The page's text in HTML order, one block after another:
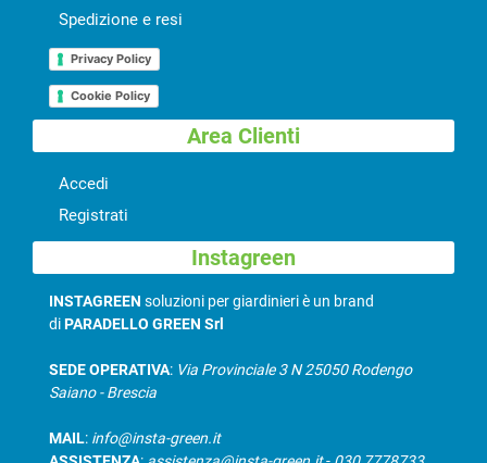
Spedizione e resi
Privacy Policy
Cookie Policy
Area Clienti
Accedi
Registrati
Instagreen
INSTAGREEN soluzioni per giardinieri è un brand
diPARADELLO GREEN Srl
SEDE OPERATIVA: Via Provinciale 3 N 25050 Rodengo
Saiano - Brescia
MAIL: info@insta-green.it